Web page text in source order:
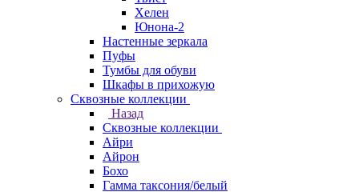
Хелен
Юнона-2
Настенные зеркала
Пуфы
Тумбы для обуви
Шкафы в прихожую
Сквозные коллекции
Назад
Сквозные коллекции
Айри
Айрон
Бохо
Гамма таксония/белый